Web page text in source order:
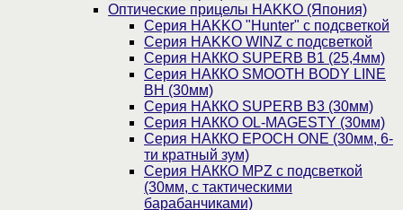
Оптические прицелы HAKKO (Япония)
Cерия HAKKO "Hunter" с подсветкой
Серия НAKKO WINZ с подсветкой
Серия НАККО SUPERB B1 (25,4мм)
Серия НАККО SMOOTH BODY LINE
BH (30мм)
Серия НАККО SUPERB B3 (30мм)
Серия НАККО OL-MAGESTY (30мм)
Серия НАККО EPOCH ONE (30мм, 6-
ти кратный зум)
Серия НАККО MPZ с подсветкой
(30мм, c тактическими
барабанчиками)